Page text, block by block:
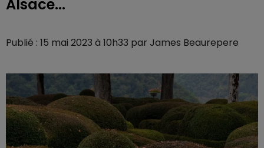
Alsace...
Publié : 15 mai 2023 à 10h33 par James Beaurepere